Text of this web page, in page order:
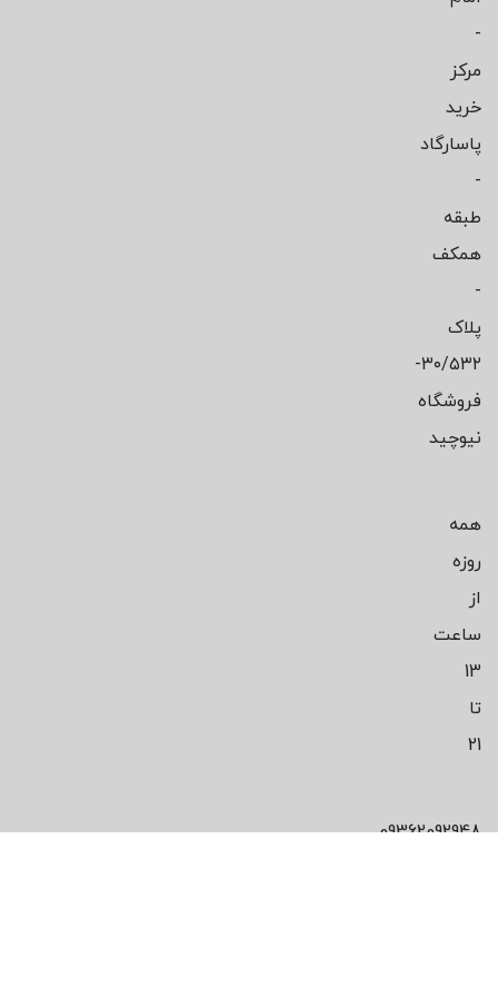
-
مرکز
خرید
پاسارگاد
-
طبقه
همکف
-
پلاک
۳۰/۵۳۲-
فروشگاه
نیوچید
همه
روزه
از
ساعت
13
تا
21
09362092948